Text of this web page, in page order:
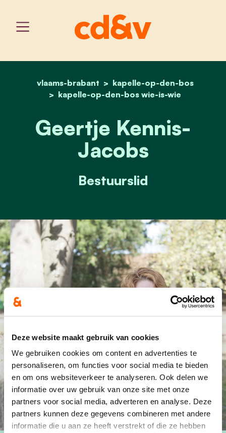
Deze website maakt gebruik van cookies
We gebruiken cookies om content en advertenties te
personaliseren, om functies voor social media te bieden
en om ons websiteverkeer te analyseren. Ook delen we
informatie over uw gebruik van onze site met onze
partners voor social media, adverteren en analyse. Deze
partners kunnen deze gegevens combineren met andere
informatie die u aan ze heeft verstrekt of die ze hebben
home
vlaams-brabant
kapelle-op-den-bos
kapelle-op-den-bos wie-is-wie
geertje kennis-jacobs
Geertje Kennis-
Jacobs
Bestuurslid